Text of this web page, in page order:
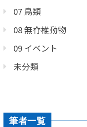
07 鳥類
08 無脊椎動物
09 イベント
未分類
筆者一覧